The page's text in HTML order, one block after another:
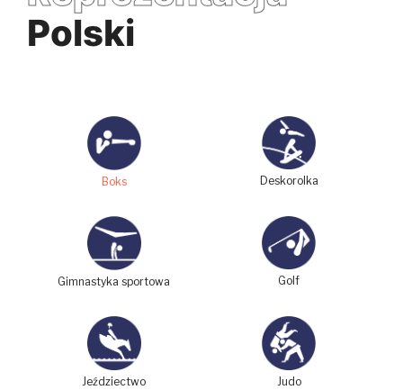
Polski
Boks Deskorolka
Gimnastyka sportowa Golf
Jeździectwo Judo